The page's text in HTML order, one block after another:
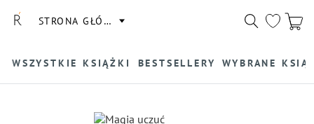
STRONA GŁÓWNA
WSZYSTKIE KSIĄŻKI BESTSELLERY WYBRANE